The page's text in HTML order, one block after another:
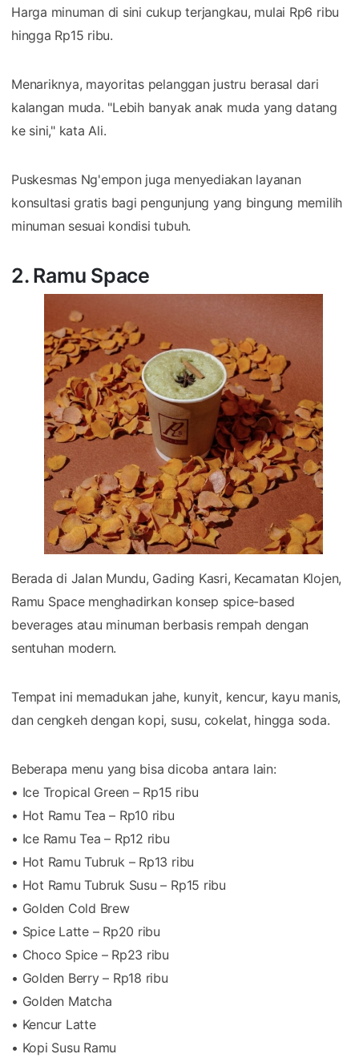
Harga minuman di sini cukup terjangkau, mulai Rp6 ribu
hingga Rp15 ribu.
Menariknya, mayoritas pelanggan justru berasal dari
kalangan muda. "Lebih banyak anak muda yang datang
ke sini," kata Ali.
Puskesmas Ng'empon juga menyediakan layanan
konsultasi gratis bagi pengunjung yang bingung memilih
minuman sesuai kondisi tubuh.
2. Ramu Space
Berada di Jalan Mundu, Gading Kasri, Kecamatan Klojen,
Ramu Space menghadirkan konsep spice-based
beverages atau minuman berbasis rempah dengan
sentuhan modern.
Tempat ini memadukan jahe, kunyit, kencur, kayu manis,
dan cengkeh dengan kopi, susu, cokelat, hingga soda.
Beberapa menu yang bisa dicoba antara lain:
• Ice Tropical Green – Rp15 ribu
• Hot Ramu Tea – Rp10 ribu
• Ice Ramu Tea – Rp12 ribu
• Hot Ramu Tubruk – Rp13 ribu
• Hot Ramu Tubruk Susu – Rp15 ribu
• Golden Cold Brew
• Spice Latte – Rp20 ribu
• Choco Spice – Rp23 ribu
• Golden Berry – Rp18 ribu
• Golden Matcha
• Kencur Latte
• Kopi Susu Ramu